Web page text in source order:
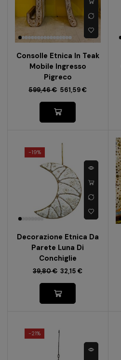
Consolle Etnica In Teak
Mobile Ingresso
Pigreco
599,46€ 561,59€
-19%
Decorazione Etnica Da
Parete Luna Di
Conchiglie
39,80€ 32,15€
-21%